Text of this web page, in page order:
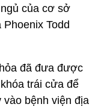
của cơ sở
Todd
đã đưa được
trái cửa để
bệnh viện địa